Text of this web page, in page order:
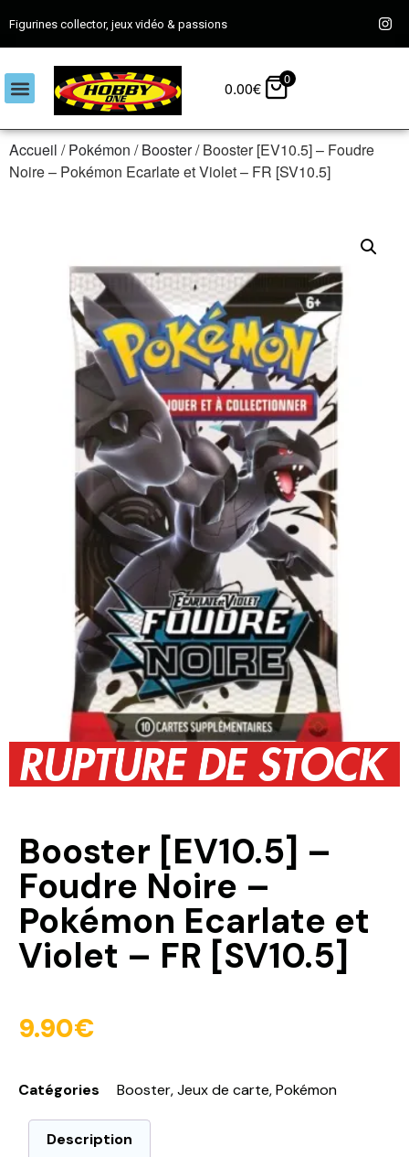
Figurines collector, jeux vidéo & passions
0.00€ 0
Accueil /Pokémon /Booster/ Booster [EV10.5] – Foudre
Noire – Pokémon Ecarlate et Violet – FR [SV10.5]
Booster [EV10.5] –
Foudre Noire –
Pokémon Ecarlate et
Violet – FR [SV10.5]
9.90€
Catégories Booster,Jeux de carte,Pokémon
Description